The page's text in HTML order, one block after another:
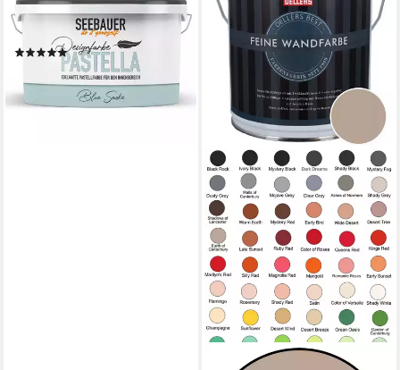
Pastellfarbe PASTELLA,
Umweltfreundlich
(2)
(16,00 €/ 1 l)
lieferbar - in 2-3 Werktagen bei dir
OELLERS